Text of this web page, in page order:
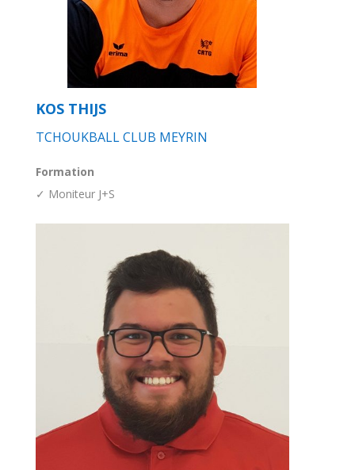
KOS THIJS
TCHOUKBALL CLUB MEYRIN
Formation
✓ Moniteur J+S